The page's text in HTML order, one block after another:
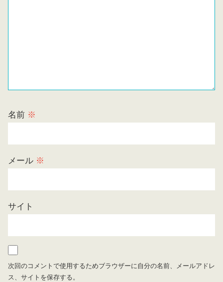
名前 ※
メール ※
サイト
次回のコメントで使用するためブラウザーに自分の名前、メールアドレ
ス、サイトを保存する。